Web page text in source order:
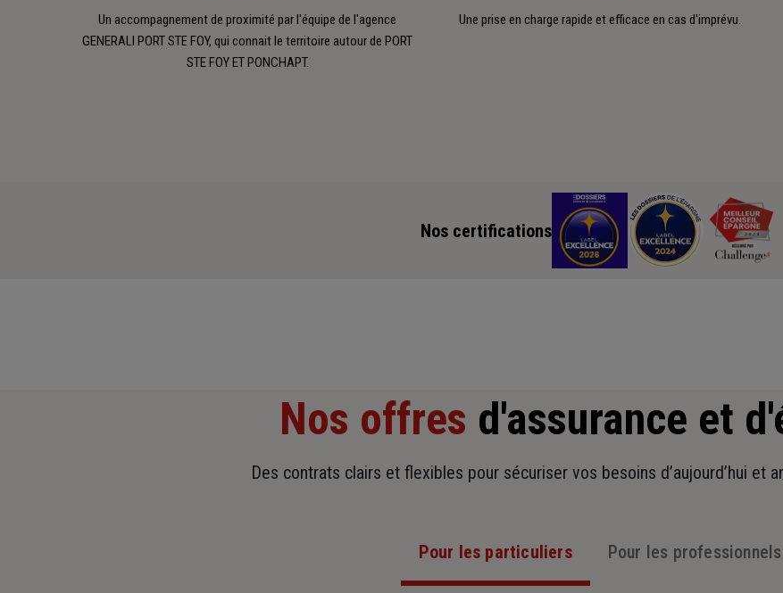
Un accompagnement de proximité par l'équipe de l'agence
GENERALI PORT STE FOY, qui connait le territoire autour de PORT
STE FOY ET PONCHAPT.
Une prise en charge rapide et efficace en cas d'imprévu.
Nos certifications
Nos offres d'assurance et
Des contrats clairs et flexibles pour sécuriser vos besoins d’aujourd’hui et
Pour les particuliers Pour les professionnels